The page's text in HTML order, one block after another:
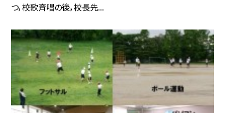
つ，校歌斉唱の後，校長先...